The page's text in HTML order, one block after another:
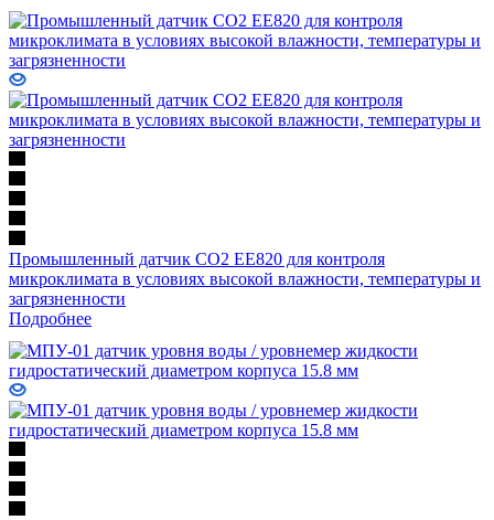
Промышленный датчик СО2 EE820 для контроля
микроклимата в условиях высокой влажности, температуры и
загрязненности
Подробнее